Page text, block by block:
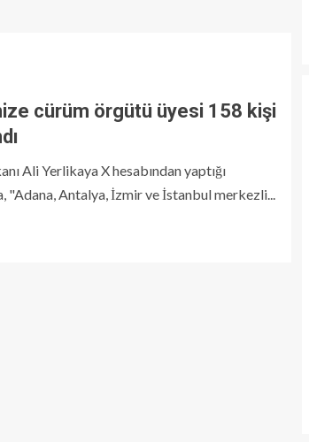
cürüm örgütü üyesi 158 kişi
Ali Yerlikaya X hesabından yaptığı
"Adana, Antalya, İzmir ve İstanbul merkezli...